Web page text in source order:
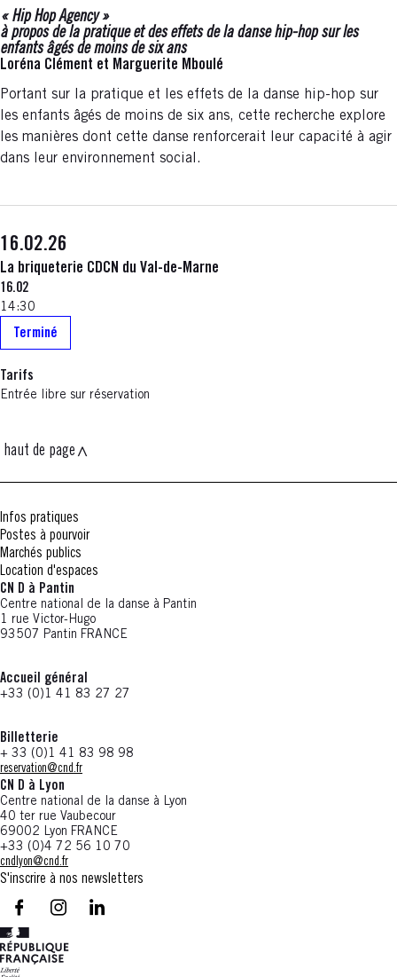
« Hip Hop Agency »
à propos de la pratique et des effets de la danse hip-hop sur les
enfants âgés de moins de six ans
Loréna Clément et Marguerite Mboulé
Portant sur la pratique et les effets de la danse hip-hop sur
les enfants âgés de moins de six ans, cette recherche explore
les manières dont cette danse renforcerait leur capacité à agir
dans leur environnement social.
16.02.26
La briqueterie CDCN du Val-de-Marne
16.02
14:30
Terminé
Tarifs
Entrée libre sur réservation
haut de page
Infos pratiques
Postes à pourvoir
Marchés publics
Location d'espaces
CN D à Pantin
Centre national de la danse à Pantin
1 rue Victor-Hugo
93507 Pantin FRANCE
Accueil général
+33 (0)1 41 83 27 27
Billetterie
+ 33 (0)1 41 83 98 98
reservation@cnd.fr
CN D à Lyon
Centre national de la danse à Lyon
40 ter rue Vaubecour
69002 Lyon FRANCE
+33 (0)4 72 56 10 70
cndlyon@cnd.fr
S'inscrire à nos newsletters
facebook - CN D - Nouvelle fenêtre
instagram - CN D - Nouvelle fenêtre
LinkedIn - CN D - Nouvelle fenêtre